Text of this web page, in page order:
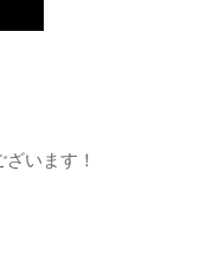
います！